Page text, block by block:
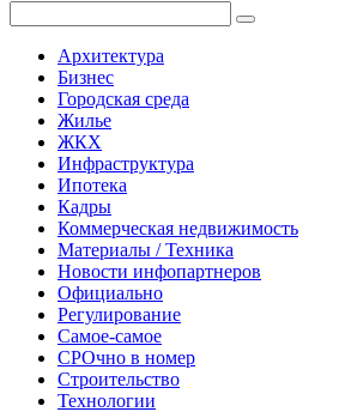
Архитектура
Бизнес
Городская среда
Жилье
ЖКХ
Инфраструктура
Ипотека
Кадры
Коммерческая недвижимость
Материалы / Техника
Новости инфопартнеров
Официально
Регулирование
Самое-самое
СРОчно в номер
Строительство
Технологии